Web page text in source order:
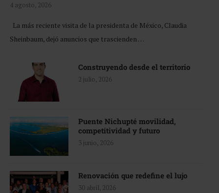
4 agosto, 2026
La más reciente visita de la presidenta de México, Claudia
Sheinbaum, dejó anuncios que trascienden …
Construyendo desde el territorio
2 julio, 2026
Puente Nichupté movilidad,
competitividad y futuro
3 junio, 2026
Renovación que redefine el lujo
30 abril, 2026